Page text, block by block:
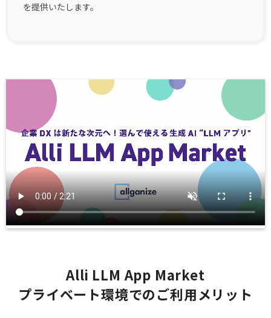
を提供いたします。
Alli LLM App Market
プライベート環境でのご利用メリット